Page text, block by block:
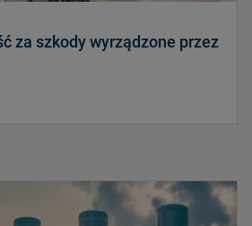
za szkody wyrządzone przez